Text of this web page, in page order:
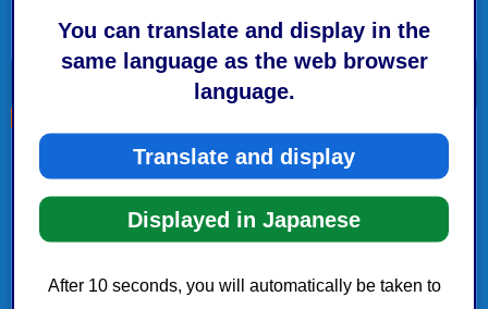
You can translate and display in the
same language as the web browser
language.
Translate and display
Displayed in Japanese
After 10 seconds, you will automatically be taken to
もっとみる
こちらの記事も読まれています。
第3次静岡市環境基本計画